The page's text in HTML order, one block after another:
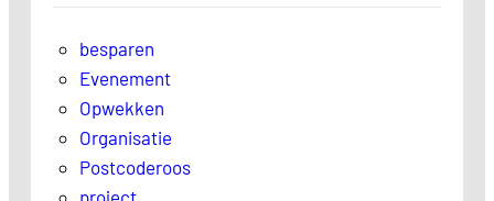
besparen
Evenement
Opwekken
Organisatie
Postcoderoos
project